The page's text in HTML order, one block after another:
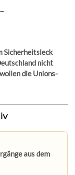
Sicherheitsleck
nicht
die Unions-
aus dem